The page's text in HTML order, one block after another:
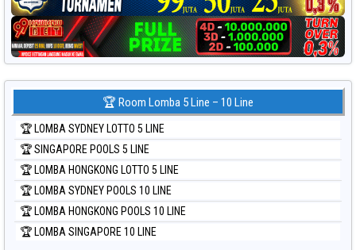
🏆 Room Lomba 5 Line – 10 Line
🏆 LOMBA SYDNEY LOTTO 5 LINE
🏆 SINGAPORE POOLS 5 LINE
🏆 LOMBA HONGKONG LOTTO 5 LINE
🏆 LOMBA SYDNEY POOLS 10 LINE
🏆 LOMBA HONGKONG POOLS 10 LINE
🏆 LOMBA SINGAPORE 10 LINE